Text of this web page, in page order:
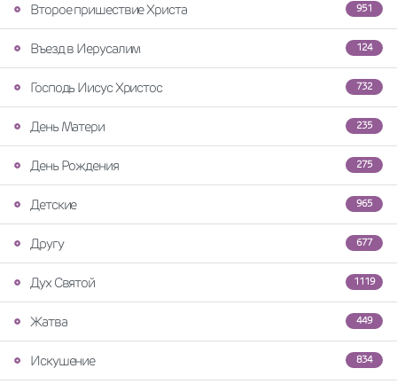
951
Второе пришествие Христа
124
Въезд в Иерусалим
732
Господь Иисус Христос
235
День Матери
275
День Рождения
965
Детские
677
Другу
1119
Дух Святой
449
Жатва
834
Искушение